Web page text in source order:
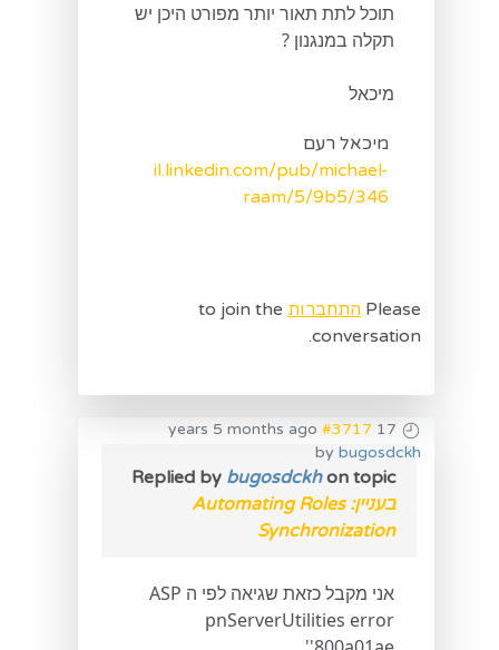
תוכל לתת תאור יותר מפורט היכן יש
תקלה במנגנון ?
מיכאל
מיכאל רעם
il.linkedin.com/pub/michael-
raam/5/9b5/346
Please התחברות to join the
conversation.
17 years 5 months ago
#3717
by bugosdckh
Replied by bugosdckhon topic
בעניין: Automating Roles
Synchronization
אני מקבל כזאת שגיאה לפי ה ASP
pnServerUtilities error